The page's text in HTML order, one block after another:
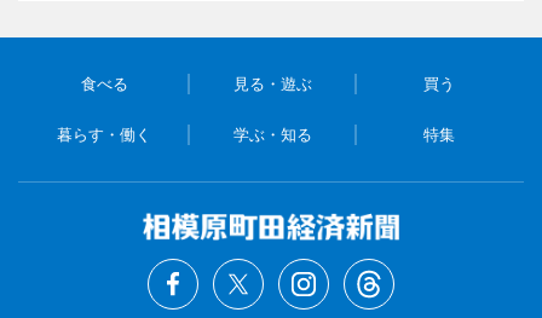
食べる 見る・遊ぶ 買う
暮らす・働く 学ぶ・知る 特集